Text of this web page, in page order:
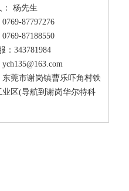
： 杨先生
87797276
87188550
：343781984
ych135@163.com
东莞市谢岗镇曹乐吓角村铁
业区(导航到谢岗华尔特科